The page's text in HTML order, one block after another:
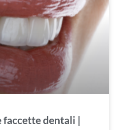
faccette dentali |